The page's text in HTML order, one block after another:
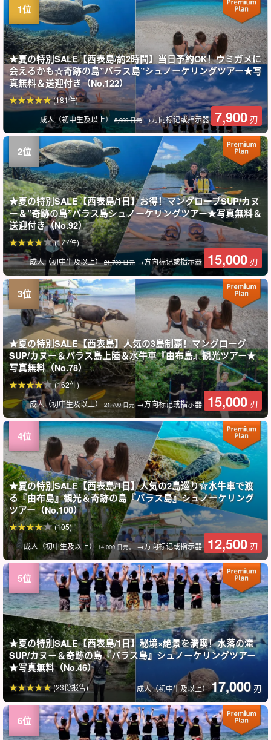
★夏の特別SALE【西表島/約2時間】当日予約OK！ウミガメに
会えるかも☆奇跡の島”バラス島”シュノーケリングツアー★写
真無料＆送迎付き（No.122）
成人（初中生及以上） 8,900 日元→方向标记或指示器 7,900 刃
(181件)
★夏の特別SALE【西表島/1日】お得！マングローブSUP/カヌ
ー＆”奇跡の島”バラス島シュノーケリングツアー★写真無料＆
送迎付き（No.92）
成人（初中生及以上）21,700 日元 →方向标记或指示器 15,000 刃
(177件)
★夏の特別SALE【西表島】人気の3島制覇！マングローグ
SUP/カヌー＆バラス島上陸＆水牛車『由布島』観光ツアー★
写真無料（No.78）
成人（初中生及以上） 21,700 日元→方向标记或指示器 15,000 刃
(162件)
★夏の特別SALE【西表島/1日】人気の2島巡り☆水牛車で渡
る『由布島』観光＆奇跡の島『バラス島』シュノーケリング
ツアー（No.100）
成人（初中生及以上） 14,000 日元。→方向标记或指示器 12,500 刃
(105)
★夏の特別SALE【西表島/1日】秘境×絶景を満喫！水落の滝
SUP/カヌー＆奇跡の島『バラス島』シュノーケリングツアー
★写真無料（No.46）
成人（初中生及以上）17,000 刃
(23份报告)